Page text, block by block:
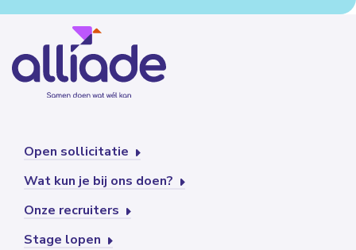
Open sollicitatie
Wat kun je bij ons doen?
Onze recruiters
Stage lopen